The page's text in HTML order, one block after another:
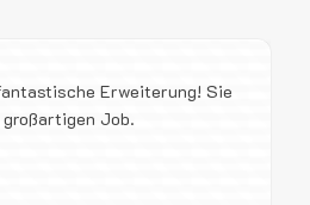
Erweiterung! Sie
Job.